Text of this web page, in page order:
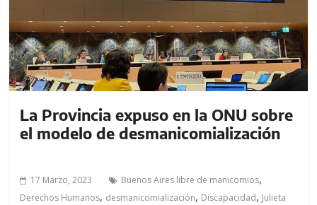
La Provincia expuso en la ONU sobre
el modelo de desmanicomialización
17 Marzo, 2023 Buenos Aires libre de manicomios,
Derechos Humanos, desmanicomialización, Discapacidad, Julieta